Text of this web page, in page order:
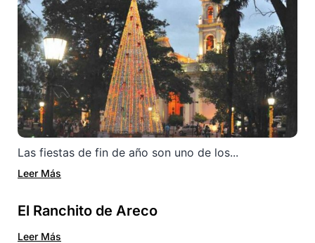
Las fiestas de fin de año son uno de los...
Leer Más
El Ranchito de Areco
Leer Más